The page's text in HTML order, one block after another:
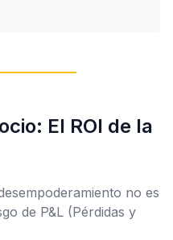
El ROI de la
no es
de P&L (Pérdidas y